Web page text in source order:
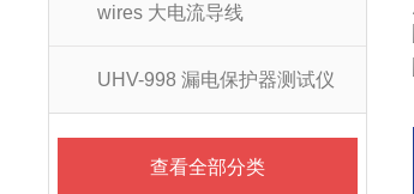
wires 大电流导线
UHV-998 漏电保护器测试仪
查看全部分类